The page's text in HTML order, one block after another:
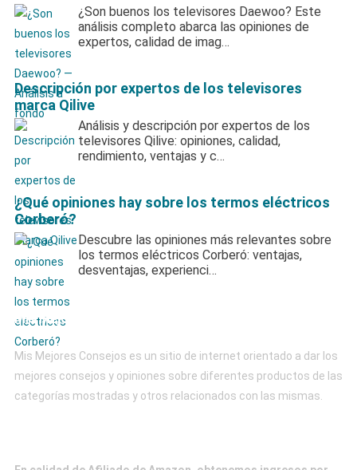
¿Son buenos los televisores Daewoo? Este
análisis completo abarca las opiniones de
expertos, calidad de imag…
Descripción por expertos de los televisores
marca Qilive
Análisis y descripción por expertos de los
televisores Qilive: opiniones, calidad,
rendimiento, ventajas y c…
¿Qué opiniones hay sobre los termos eléctricos
Corberó?
Descubre las opiniones más relevantes sobre
los termos eléctricos Corberó: ventajas,
desventajas, experienci…
Mis Mejores Consejos
Mis Mejores Consejos es un sitio de internet orientado a dar los
mejores consejos y opiniones sobre diferentes productos de las
categorías mostradas y otros relacionados con las mismas.